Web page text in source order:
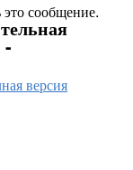
сообщение.
-
версия